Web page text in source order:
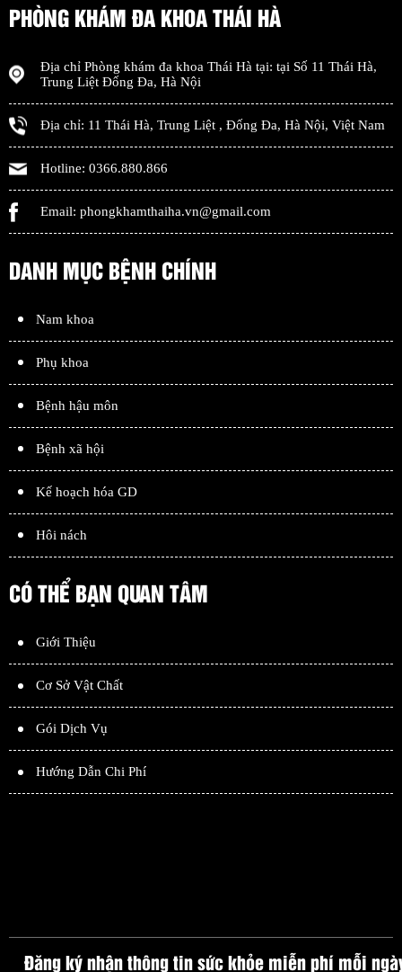
PHÒNG KHÁM ĐA KHOA THÁI HÀ
Địa chỉ Phòng khám đa khoa Thái Hà tại: tại Số 11 Thái Hà,
Trung Liệt Đống Đa, Hà Nội
Địa chỉ: 11 Thái Hà, Trung Liệt , Đống Đa, Hà Nội, Việt Nam
Hotline: 0366.880.866
Email: phongkhamthaiha.vn@gmail.com
DANH MỤC BỆNH CHÍNH
Nam khoa
Phụ khoa
Bệnh hậu môn
Bệnh xã hội
Kế hoạch hóa GD
Hôi nách
CÓ THỂ BẠN QUAN TÂM
Giới Thiệu
Cơ Sở Vật Chất
Gói Dịch Vụ
Hướng Dẫn Chi Phí
Đăng ký nhận thông tin sức khỏe miễn phí mỗi